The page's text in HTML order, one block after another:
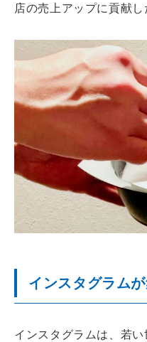
店の売上アップに貢献し
インスタグラム
インスタグラムは、若